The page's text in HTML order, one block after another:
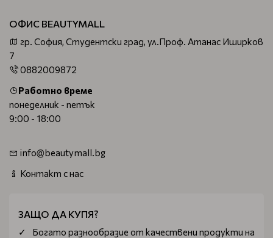
ОФИС BEAUTYMALL
гр. София, Студентски град, ул.Проф. Атанас Иширков
7
0882009872
Работно време
понеделник - петък
9:00 - 18:00
info@beautymall.bg
Контакт с нас
ЗАЩО ДА КУПЯ?
Богатo разнообразие от качествени продукти на